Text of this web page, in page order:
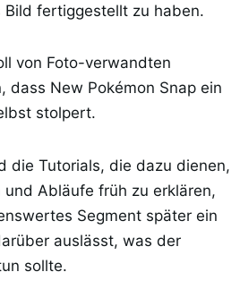
fertiggestellt zu haben.
von Foto-verwandten
dass New Pokémon Snap ein
stolpert.
die Tutorials, die dazu dienen,
Abläufe früh zu erklären,
Segment später ein
auslässt, was der
sollte.